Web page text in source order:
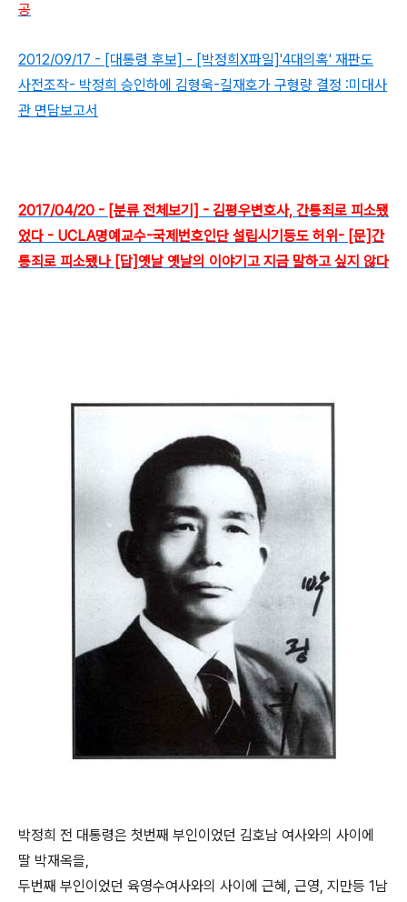
공
2012/09/17 - [대통령 후보] - [박정희X파일]'4대의혹' 재판도
사전조작- 박정희 승인하에 김형욱-길재호가 구형량 결정 :미대사
관 면담보고서
2017/04/20 - [분류 전체보기] - 김평우변호사, 간통죄로 피소됐
었다 - UCLA명예교수-국제번호인단 설립시기등도 허위- [문]간
통죄로 피소됐나 [답]옛날 옛날의 이야기고 지금 말하고 싶지 않다
박정희 전 대통령은 첫번째 부인이었던 김호남 여사와의 사이에
딸 박재옥을,
두번째 부인이었던 육영수여사와의 사이에 근혜, 근영, 지만등 1남